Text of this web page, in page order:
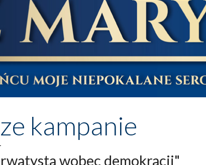
kampanie
wobec demokracji"